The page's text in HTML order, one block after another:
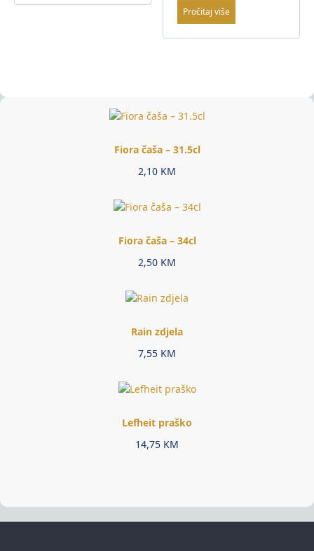
Pročitaj više
Fiora čaša – 31.5cl
2,10 KM
Fiora čaša – 34cl
2,50 KM
Rain zdjela
7,55 KM
Lefheit praško
14,75 KM